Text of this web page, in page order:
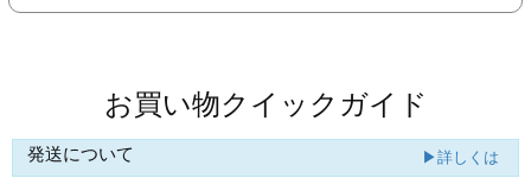
お買い物クイックガイド
発送について ▶詳しくは